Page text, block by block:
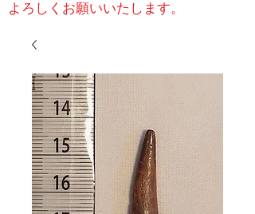
よろしくお願いいたします。